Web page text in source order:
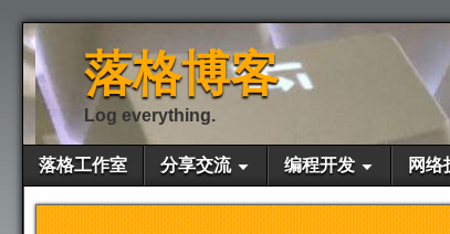
落格博客
Log everything.
落格工作室 分享交流 编程开发 网络